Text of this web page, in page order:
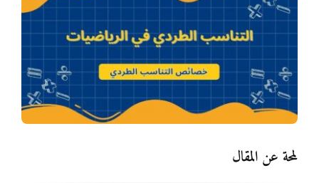
المرحلة الثالثة
المواد
أنواع الموارد
الألعاب التفاعلية
لمحة عن المقال